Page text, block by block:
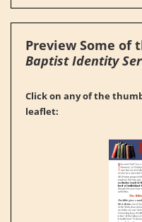
Preview Some of
Baptist Identity
Click on any of the
leaflet: